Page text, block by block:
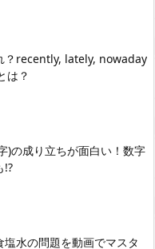
？recently, lately, nowaday
は？
)の成り立ちが面白い！数字
!?
塩水の問題を動画でマスタ